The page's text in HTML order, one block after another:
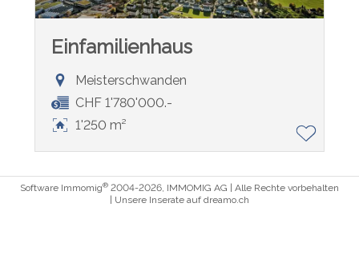
Einfamilienhaus
Meisterschwanden
CHF 1'780'000.-
1'250 m²
Software Immomig® 2004-2026, IMMOMIG AG | Alle Rechte vorbehalten
| Unsere Inserate auf dreamo.ch